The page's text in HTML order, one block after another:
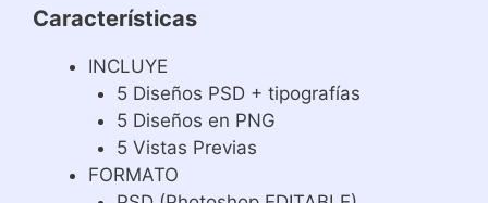
Características
INCLUYE
5 Diseños PSD + tipografías
5 Diseños en PNG
5 Vistas Previas
FORMATO